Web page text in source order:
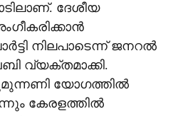
ദേശീയ
നിലപാടെന്ന് ജനറല്‍
വ്യക്തമാക്കി.
യോഗത്തില്‍
കേരളത്തില്‍